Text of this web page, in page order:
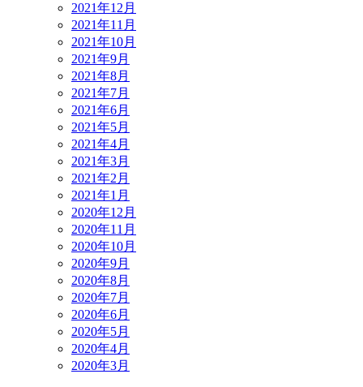
2021年12月
2021年11月
2021年10月
2021年9月
2021年8月
2021年7月
2021年6月
2021年5月
2021年4月
2021年3月
2021年2月
2021年1月
2020年12月
2020年11月
2020年10月
2020年9月
2020年8月
2020年7月
2020年6月
2020年5月
2020年4月
2020年3月